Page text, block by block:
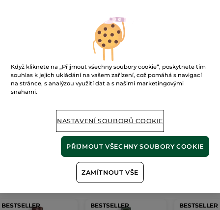
Ups!
Stránku nelze zobrazit.
odkaz není platný.
nejprodávanější produkty
BESTSELLER BESTSELLER BESTSELLER
Když kliknete na „Přijmout všechny soubory cookie“, poskytnete tím
souhlas k jejich ukládání na vašem zařízení, což pomáhá s navigací
na stránce, s analýzou využití dat a s našimi marketingovými
snahami.
NASTAVENÍ SOUBORŮ COOKIE
ZAMÍTNOUT VŠE
PŘIJMOUT VŠECHNY SOUBORY COOKIE